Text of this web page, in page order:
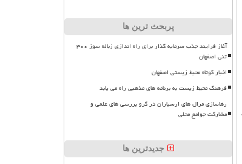
پربحث ترین ها
آغاز فرایند جذب سرمایه گذار برای راه اندازی زباله سوز ۳۰۰
تنی اصفهان
اخبار کوتاه محیط زیستی اصفهان
فرهنگ محیط زیست به برنامه های مذهبی راه می یابد
رهاسازی مرال های ارسباران در گرو بررسی های علمی و
مشارکت جوامع محلی
جدیدترین ها